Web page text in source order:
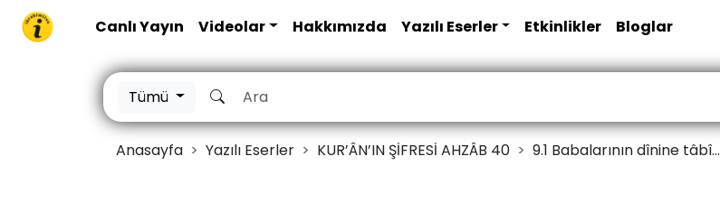
Canlı Yayın Videolar Hakkımızda Yazılı Eserler Etkinlikler Bloglar
Tümü
Anasayfa Yazılı Eserler KUR’ÂN’IN ŞİFRESİ AHZÂB 40 9.1 Babalarının dînine tâbî...